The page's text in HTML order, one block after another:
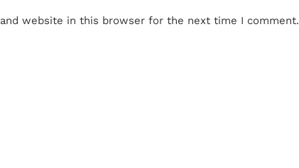
website in this browser for the next time I comment.